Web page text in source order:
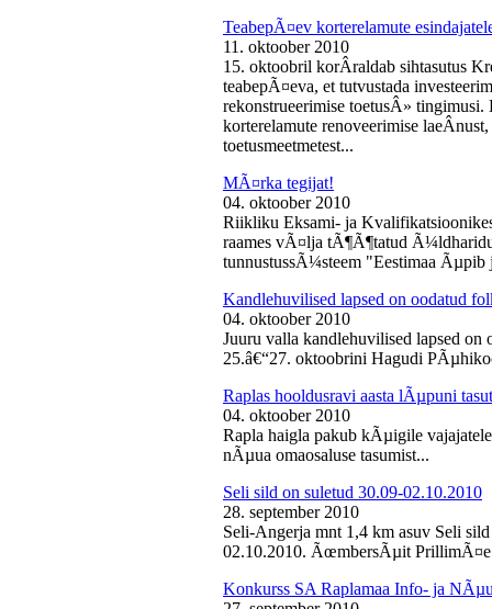
TeabepÃ¤ev korterelamute
11. oktoober 2010
15. oktoobril korÂ­raldab sihtasutus
teabepÃ¤eva, et tutvustada
rekonstrueerimise toetusÂ»
korterelamute renoveerimise
toetusmeetmetest...
MÃ¤rka tegijat!
04. oktoober 2010
Riikliku Eksami- ja
raames vÃ¤lja tÃ¶Ã¶tatud
tunnustussÃ¼steem "Eestimaa
Kandlehuvilised lapsed on oodatud
04. oktoober 2010
Juuru valla kandlehuvilised lapsed
25.â€“27. oktoobrini Hagudi
Raplas hooldusravi aasta lÃµpuni
04. oktoober 2010
Rapla haigla pakub kÃµigile
nÃµua omaosaluse tasumist...
Seli sild on suletud 30.09-02.10.2010
28. september 2010
Seli-Angerja mnt 1,4 km asuv Seli
02.10.2010. ÃœmbersÃµit
Konkurss SA Raplamaa Info- ja